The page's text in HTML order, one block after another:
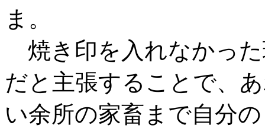
ま。
焼き印を入れなかっ
だと主張することで、
い余所の家畜まで自分